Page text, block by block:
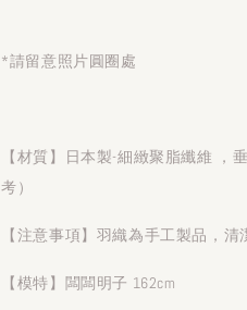
*請留意照片圓圈處
【材質】日本製-細緻聚脂纖維 ，
考）
【注意事項】羽織為手工製品，
【模特】闆闆明子 162cm